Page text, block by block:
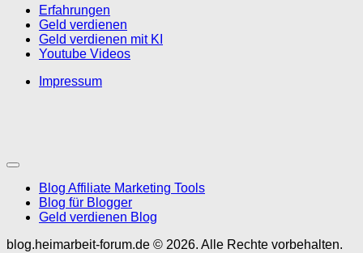
Erfahrungen
Geld verdienen
Geld verdienen mit KI
Youtube Videos
Impressum
Blog Affiliate Marketing Tools
Blog für Blogger
Geld verdienen Blog
blog.heimarbeit-forum.de © 2026. Alle Rechte vorbehalten.